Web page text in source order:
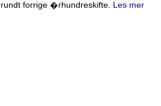
rundt forrige �rhundreskifte. Les mer